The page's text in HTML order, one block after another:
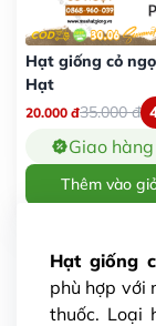
Hạt giống cỏ
Hạt
20.000 đ35.000đ
Giao
Thêm vào
Hạt giống
phù hợp với
thuốc. Loại